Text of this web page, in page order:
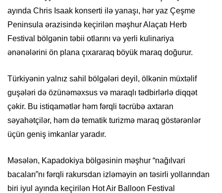
ayında Chris Isaak konserti ilə yanaşı, hər yaz Çeşme
Peninsula ərazisində keçirilən məşhur Alaçatı Herb
Festival bölgənin təbii otlarını və yerli kulinariya
ənənələrini ön plana çıxararaq böyük maraq doğurur.
Türkiyənin yalnız sahil bölgələri deyil, ölkənin müxtəlif
guşələri də özünəməxsus və maraqlı tədbirlərlə diqqət
çəkir. Bu istiqamətlər həm fərqli təcrübə axtaran
səyahətçilər, həm də tematik turizmə maraq göstərənlər
üçün geniş imkanlar yaradır.
Məsələn, Kapadokiya bölgəsinin məşhur “nağılvari
bacaları”nı fərqli rakursdan izləməyin ən təsirli yollarından
biri iyul ayında keçirilən Hot Air Balloon Festival